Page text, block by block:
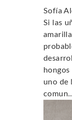
Sofía
Si las
hongos
uno de